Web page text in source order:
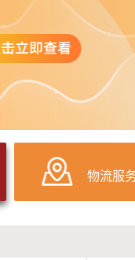
物流服